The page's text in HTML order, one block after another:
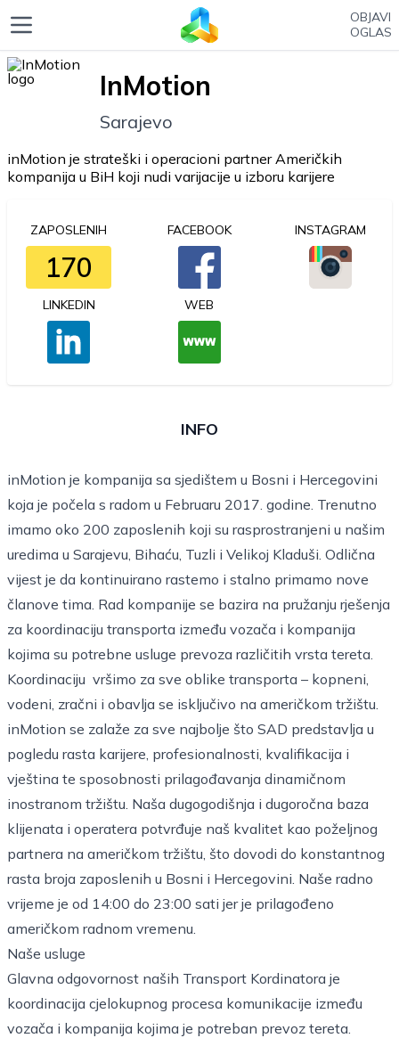
OBJAVI
OGLAS
InMotion
Sarajevo
inMotion je strateški i operacioni partner Američkih
kompanija u BiH koji nudi varijacije u izboru karijere
ZAPOSLENIH
170
FACEBOOK INSTAGRAM
LINKEDIN WEB
INFO
inMotion je kompanija sa sjedištem u Bosni i Hercegovini
koja je počela s radom u Februaru 2017. godine. Trenutno
imamo oko 200 zaposlenih koji su rasprostranjeni u našim
uredima u Sarajevu, Bihaću, Tuzli i Velikoj Kladuši. Odlična
vijest je da kontinuirano rastemo i stalno primamo nove
članove tima. Rad kompanije se bazira na pružanju rješenja
za koordinaciju transporta između vozača i kompanija
kojima su potrebne usluge prevoza različitih vrsta tereta.
Koordinaciju vršimo za sve oblike transporta – kopneni,
vodeni, zračni i obavlja se isključivo na američkom tržištu.
inMotion se zalaže za sve najbolje što SAD predstavlja u
pogledu rasta karijere, profesionalnosti, kvalifikacija i
vještina te sposobnosti prilagođavanja dinamičnom
inostranom tržištu. Naša dugogodišnja i dugoročna baza
klijenata i operatera potvrđuje naš kvalitet kao poželjnog
partnera na američkom tržištu, što dovodi do konstantnog
rasta broja zaposlenih u Bosni i Hercegovini. Naše radno
vrijeme je od 14:00 do 23:00 sati jer je prilagođeno
američkom radnom vremenu.
Naše usluge
Glavna odgovornost naših Transport Kordinatora je
koordinacija cjelokupnog procesa komunikacije između
vozača i kompanija kojima je potreban prevoz tereta.